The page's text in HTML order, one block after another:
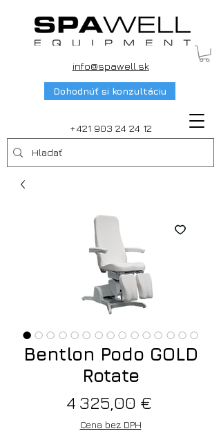
+421 903 24 24 12
info@spawell.sk
Dohodnúť si konzultáciu
Bentlon Podo GOLD
Rotate
4 325,00 €Price
Cena bez DPH